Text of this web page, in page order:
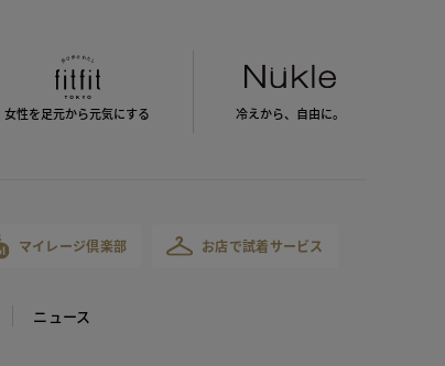
女性を足元から元気にする 冷えから、 自由に。
マイレージ倶楽部 お店で試着サービス
ニュース